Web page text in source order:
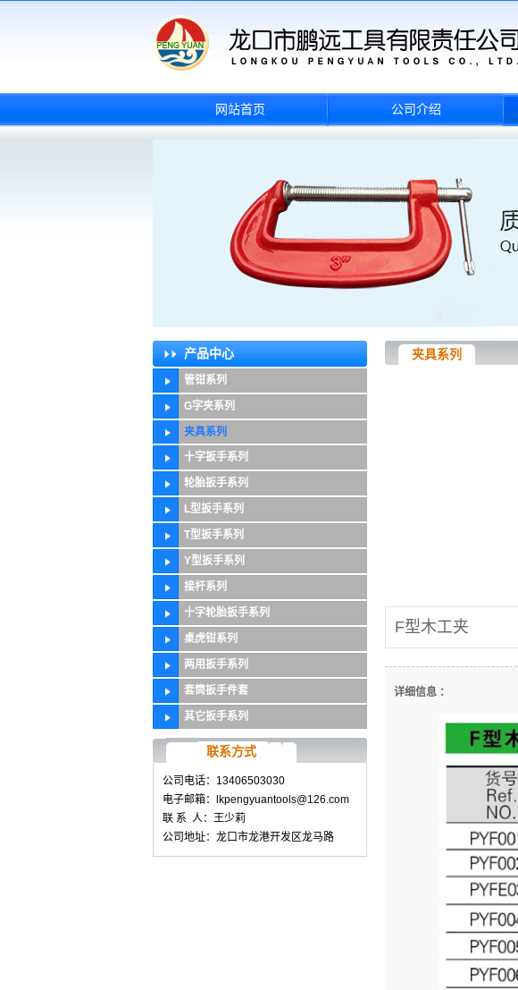
网站首页 公司介绍
产品中心
管钳系列
G字夹系列
夹具系列
十字扳手系列
轮胎扳手系列
L型扳手系列
T型扳手系列
Y型扳手系列
接杆系列
十字轮胎扳手系列
桌虎钳系列
两用扳手系列
套筒扳手件套
其它扳手系列
联系方式
公司电话：13406503030
电子邮箱：lkpengyuantools@126.com
联 系 人：王少莉
公司地址：龙口市龙港开发区龙马路
夹具系列
F型木工夹
详细信息 ：